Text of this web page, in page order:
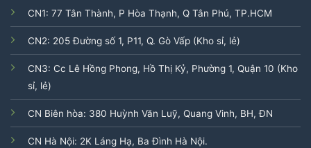
CN1: 77 Tân Thành, P Hòa Thạnh, Q Tân Phú, TP.HCM
CN2: 205 Đường số 1, P11, Q. Gò Vấp (Kho sỉ, lẻ)
CN3: Cc Lê Hồng Phong, Hồ Thị Kỷ, Phường 1, Quận 10 (Kho
sỉ, lẻ)
CN Biên hòa: 380 Huỳnh Văn Luỹ, Quang Vinh, BH, ĐN
CN Hà Nội: 2K Láng Hạ, Ba Đình Hà Nội.